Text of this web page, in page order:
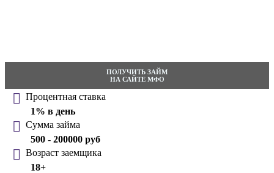
ПОЛУЧИТЬ ЗАЙМ
НА САЙТЕ МФО
Процентная ставка
1% в день
Сумма займа
500 - 200000 руб
Возраст заемщика
18+